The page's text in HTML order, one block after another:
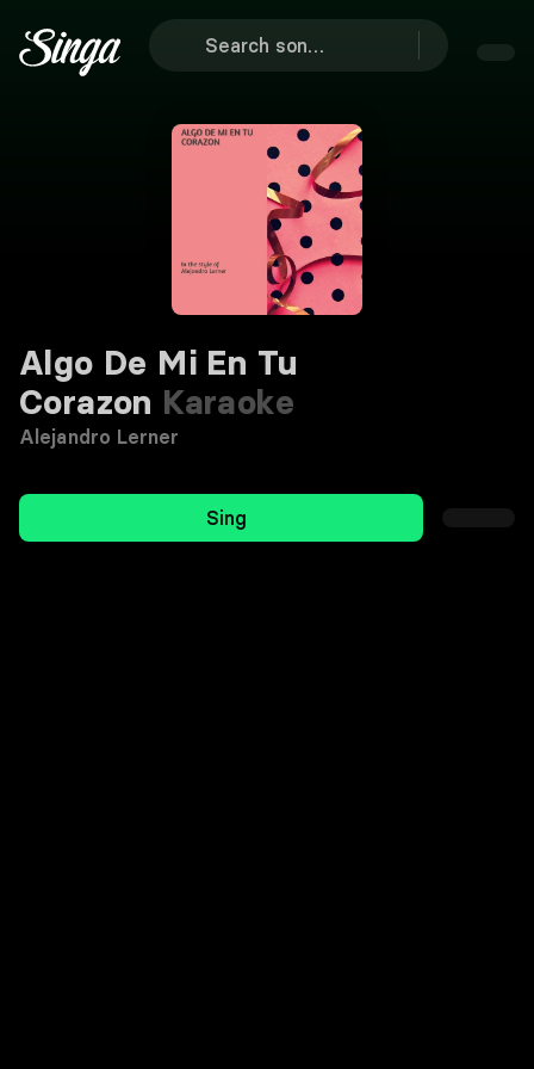
Algo De Mi En Tu
Corazon Karaoke
Alejandro Lerner
Sing